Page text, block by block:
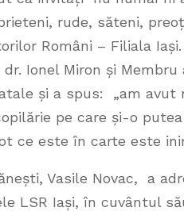
rude, săteni,
Români – Filiala
Ionel Miron și
și a spus: „am avut
pe care și-o
ce este în carte este
Vasile Novac, a
LSR Iași, în cuvântul